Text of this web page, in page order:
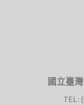
國立臺
TEL: